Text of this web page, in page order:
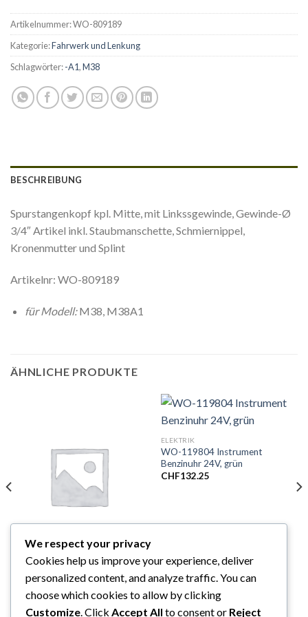
Artikelnummer:WO-809189
Kategorie:Fahrwerk und Lenkung
Schlagwörter:-A1,M38
BESCHREIBUNG
Spurstangenkopf kpl. Mitte, mit Linkssgewinde, Gewinde-Ø
3/4″ Artikel inkl. Staubmanschette, Schmiernippel,
Kronenmutter und Splint
Artikelnr: WO-809189
für Modell:M38, M38A1
ÄHNLICHE PRODUKTE
WO- 8378785 Rücklicht Rechts
24V
ELEKTRIK
WO-119804 Instrument
Benzinuhr 24V, grün
CHF132.25
We respect your privacy
Cookies help us improve your experience, deliver
personalized content, and analyze traffic. You can
choose which cookies to allow by clicking
Customize. Click Accept All to consent or Reject